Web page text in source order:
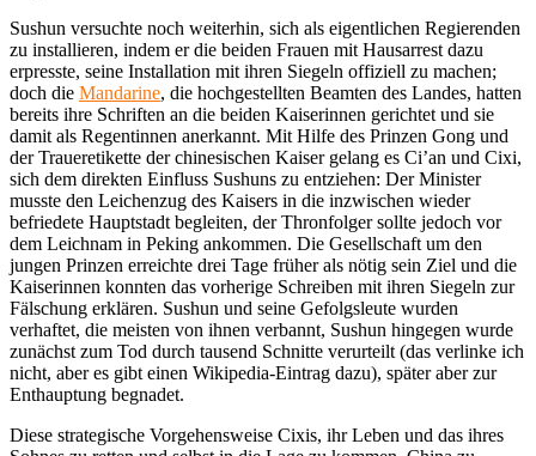
Sushun versuchte noch weiterhin, sich als eigentlichen Regierenden
zu installieren, indem er die beiden Frauen mit Hausarrest dazu
erpresste, seine Installation mit ihren Siegeln offiziell zu machen;
doch die Mandarine, die hochgestellten Beamten des Landes, hatten
bereits ihre Schriften an die beiden Kaiserinnen gerichtet und sie
damit als Regentinnen anerkannt. Mit Hilfe des Prinzen Gong und
der Traueretikette der chinesischen Kaiser gelang es Ci’an und Cixi,
sich dem direkten Einfluss Sushuns zu entziehen: Der Minister
musste den Leichenzug des Kaisers in die inzwischen wieder
befriedete Hauptstadt begleiten, der Thronfolger sollte jedoch vor
dem Leichnam in Peking ankommen. Die Gesellschaft um den
jungen Prinzen erreichte drei Tage früher als nötig sein Ziel und die
Kaiserinnen konnten das vorherige Schreiben mit ihren Siegeln zur
Fälschung erklären. Sushun und seine Gefolgsleute wurden
verhaftet, die meisten von ihnen verbannt, Sushun hingegen wurde
zunächst zum Tod durch tausend Schnitte verurteilt (das verlinke ich
nicht, aber es gibt einen Wikipedia-Eintrag dazu), später aber zur
Enthauptung begnadet.
Diese strategische Vorgehensweise Cixis, ihr Leben und das ihres